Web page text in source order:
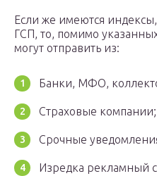
Если же имеются
ГСП, то, помимо
могут отправить из:
Банки, МФО,
Страховые компании;
Срочные
Изредка рекламный